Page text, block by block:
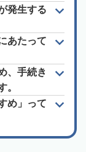
発生する
あたって
、手続き
。
め」って